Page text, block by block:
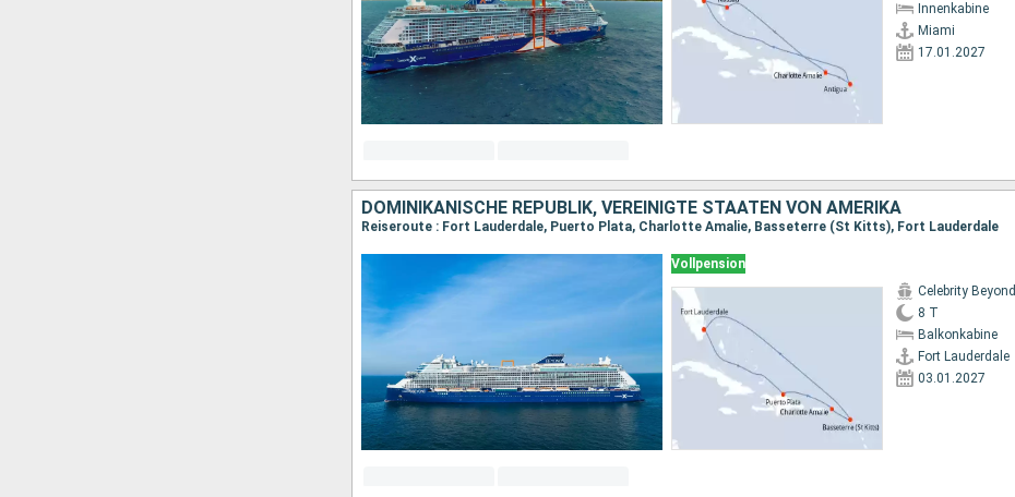
Innenkabine
Miami
17.01.2027
DOMINIKANISCHE REPUBLIK, VEREINIGTE STAATEN VON AMERIKA
Reiseroute : Fort Lauderdale, Puerto Plata, Charlotte Amalie, Basseterre (St Kitts), Fort Lauderdale
Vollpension
Celebrity Beyond
8 T
Balkonkabine
Fort Lauderdale
03.01.2027